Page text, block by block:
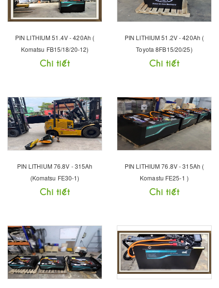
PIN LITHIUM 51.4V - 420Ah (
Komatsu FB15/18/20-12)
Chi tiết
PIN LITHIUM 51.2V - 420Ah (
Toyota 8FB15/20/25)
Chi tiết
PIN LITHIUM 76.8V - 315Ah
(Komatsu FE30-1)
Chi tiết
PIN LITHIUM 76.8V - 315Ah (
Komastu FE25-1 )
Chi tiết